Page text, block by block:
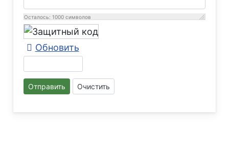
Осталось: 1000 символов
Обновить
Отправить Очистить